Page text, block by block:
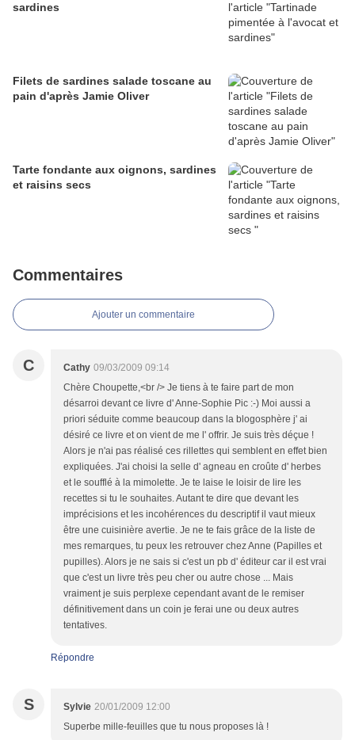
sardines
Filets de sardines salade toscane au
pain d'après Jamie Oliver
Tarte fondante aux oignons, sardines
et raisins secs
Commentaires
Ajouter un commentaire
C Cathy 09/03/2009 09:14
Chère Choupette,<br /> Je tiens à te faire part de mon
désarroi devant ce livre d' Anne-Sophie Pic :-) Moi aussi a
priori séduite comme beaucoup dans la blogosphère j' ai
désiré ce livre et on vient de me l' offrir. Je suis très déçue !
Alors je n'ai pas réalisé ces rillettes qui semblent en effet bien
expliquées. J'ai choisi la selle d' agneau en croûte d' herbes
et le soufflé à la mimolette. Je te laise le loisir de lire les
recettes si tu le souhaites. Autant te dire que devant les
imprécisions et les incohérences du descriptif il vaut mieux
être une cuisinière avertie. Je ne te fais grâce de la liste de
mes remarques, tu peux les retrouver chez Anne (Papilles et
pupilles). Alors je ne sais si c'est un pb d' éditeur car il est vrai
que c'est un livre très peu cher ou autre chose ... Mais
vraiment je suis perplexe cependant avant de le remiser
définitivement dans un coin je ferai une ou deux autres
tentatives.
Répondre
S Sylvie 20/01/2009 12:00
Superbe mille-feuilles que tu nous proposes là !